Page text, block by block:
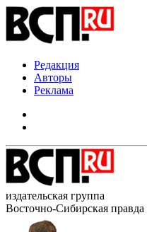
Редакция
Авторы
Реклама
издательская группа
Восточно-Сибирская правда